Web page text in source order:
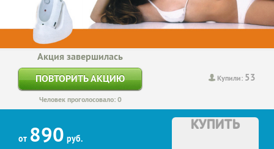
Купили: 53
Акция завершилась
ПОВТОРИТЬ АКЦИЮ
Человек проголосовало: 0
от 890 руб.
КУПИТЬ